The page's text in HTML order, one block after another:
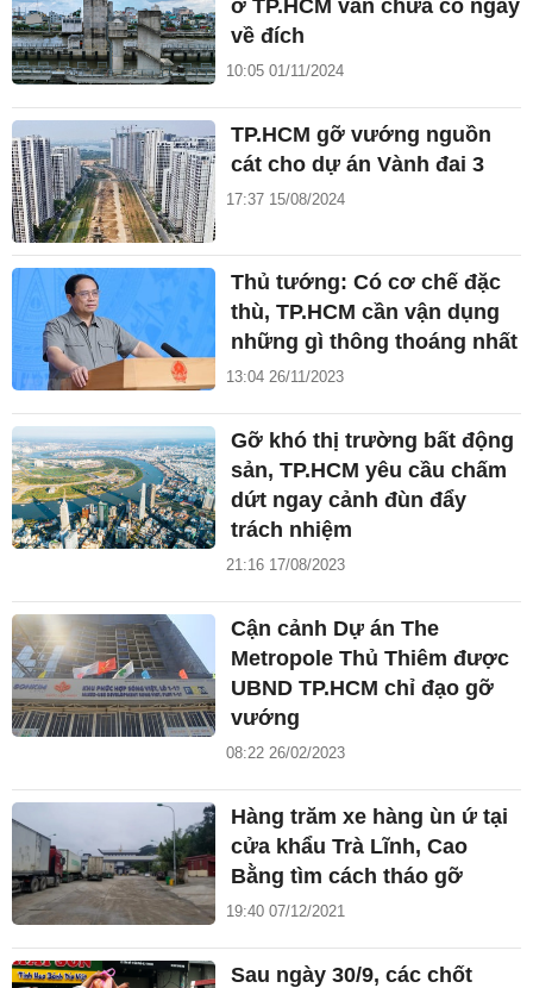
ở TP.HCM vẫn chưa có ngày
về đích
10:05 01/11/2024
TP.HCM gỡ vướng nguồn
cát cho dự án Vành đai 3
17:37 15/08/2024
Thủ tướng: Có cơ chế đặc
thù, TP.HCM cần vận dụng
những gì thông thoáng nhất
13:04 26/11/2023
Gỡ khó thị trường bất động
sản, TP.HCM yêu cầu chấm
dứt ngay cảnh đùn đẩy
trách nhiệm
21:16 17/08/2023
Cận cảnh Dự án The
Metropole Thủ Thiêm được
UBND TP.HCM chỉ đạo gỡ
vướng
08:22 26/02/2023
Hàng trăm xe hàng ùn ứ tại
cửa khẩu Trà Lĩnh, Cao
Bằng tìm cách tháo gỡ
19:40 07/12/2021
Sau ngày 30/9, các chốt